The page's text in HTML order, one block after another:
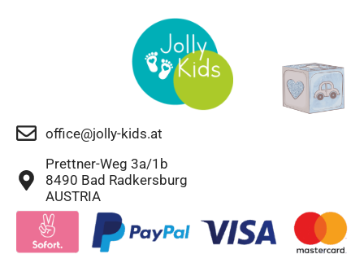
office@jolly-kids.at
Prettner-Weg 3a/1b
8490 Bad Radkersburg
AUSTRIA